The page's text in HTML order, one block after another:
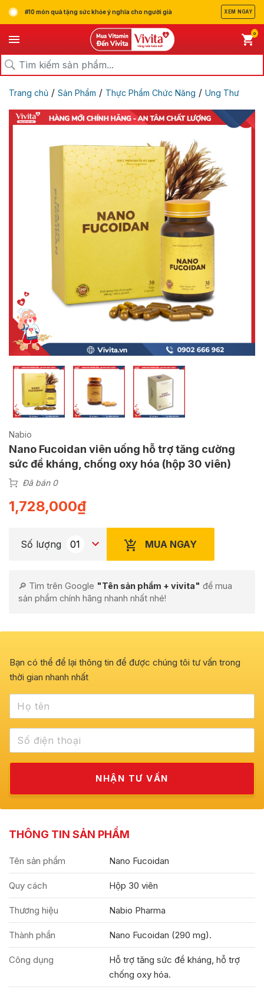
#10 món quà tặng sức khỏe ý nghĩa cho người già XEM NGAY
0
Trang chủ / Sản Phẩm / Thực Phẩm Chức Năng / Ung Thư
Nabio
Nano Fucoidan viên uống hỗ trợ tăng cường
sức đề kháng, chống oxy hóa (hộp 30 viên)
Đã bán 0
1,728,000₫
Số lượng MUA NGAY
🔎 Tìm trên Google "Tên sản phẩm + vivita" để mua
sản phẩm chính hãng nhanh nhất nhé!
Bạn có thể để lại thông tin để được chúng tôi tư vấn trong
thời gian nhanh nhất
THÔNG TIN SẢN PHẨM
Tên sản phẩm Nano Fucoidan
Quy cách Hộp 30 viên
Thương hiệu Nabio Pharma
Thành phần Nano Fucoidan (290 mg).
Công dụng
Hỗ trợ tăng sức đề kháng, hỗ trợ
chống oxy hóa.